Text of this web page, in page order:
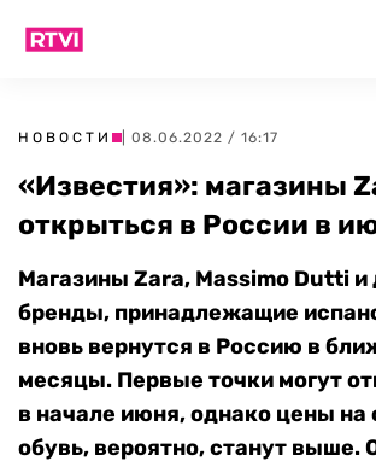
НОВОСТИ | 08.06.2022 / 16:17
«Известия»: магазины
открыться в России в
Магазины Zara, Massimo Dutti и
бренды, принадлежащие
вновь вернутся в Россию в
месяцы. Первые точки могут
в начале июня, однако цены
обувь, вероятно, станут выше.